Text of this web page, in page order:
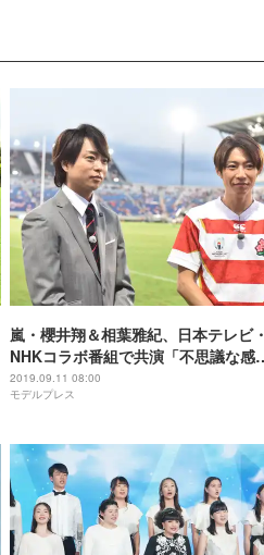
嵐・櫻井翔＆相葉雅紀、日本テレビ・
NHKコラボ番組で共演「不思議な感
じ」
2019.09.11 08:00
モデルプレス